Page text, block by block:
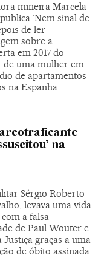
mineira Marcela
‘Nem sinal de
de ler
sobre a
em 2017 do
de uma mulher em
de apartamentos
na Espanha
na
Sérgio Roberto
levava uma vida
a falsa
de Paul Wouter e
Justiça graças a uma
de óbito assinada